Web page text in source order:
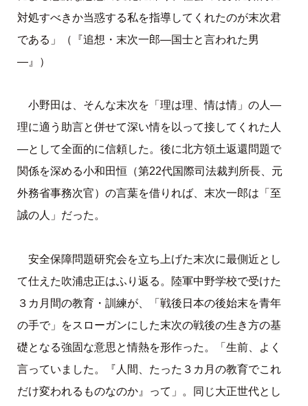
対処すべきか当惑する私を指導してくれたのが末次君
である」（『追想・末次一郎―国士と言われた男
―』）
小野田は、そんな末次を「理は理、情は情」の人—
理に適う助言と併せて深い情を以って接してくれた人
―として全面的に信頼した。後に北方領土返還問題で
関係を深める小和田恒（第22代国際司法裁判所長、元
外務省事務次官）の言葉を借りれば、末次一郎は「至
誠の人」だった。
安全保障問題研究会を立ち上げた末次に最側近とし
て仕えた吹浦忠正はふり返る。陸軍中野学校で受けた
３カ月間の教育・訓練が、「戦後日本の後始末を青年
の手で」をスローガンにした末次の戦後の生き方の基
礎となる強固な意思と情熱を形作った。「生前、よく
言っていました。『人間、たった３カ月の教育でこれ
だけ変われるものなのか』って」。同じ大正世代とし